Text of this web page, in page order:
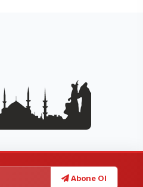
Abone Ol